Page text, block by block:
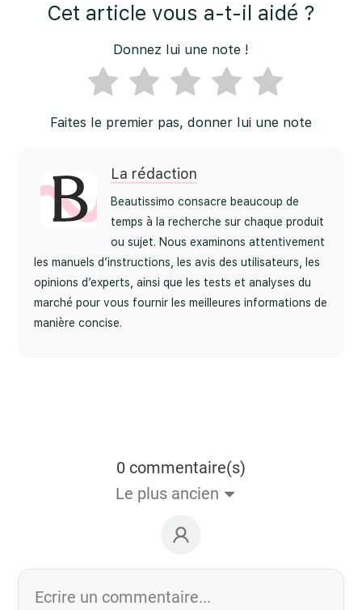
Cet article vous a-t-il aidé ?
Donnez lui une note !
Faites le premier pas, donner lui une note
La rédaction
Beautissimo consacre beaucoup de
temps à la recherche sur chaque produit
ou sujet. Nous examinons attentivement
les manuels d’instructions, les avis des utilisateurs, les
opinions d’experts, ainsi que les tests et analyses du
marché pour vous fournir les meilleures informations de
manière concise.
0 commentaire(s)
Le plus ancien